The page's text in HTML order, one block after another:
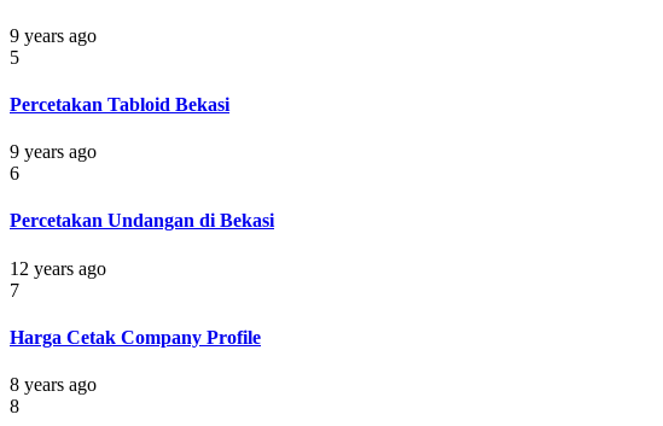
9 years ago
5
Percetakan Tabloid Bekasi
9 years ago
6
Percetakan Undangan di Bekasi
12 years ago
7
Harga Cetak Company Profile
8 years ago
8